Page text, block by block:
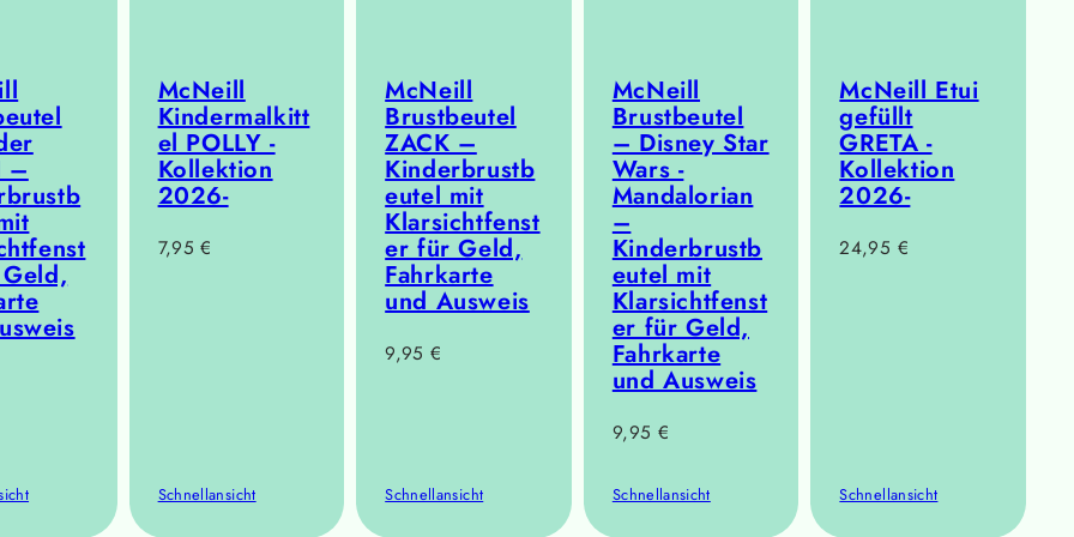
–
McNeill
Kindermalkitt
el POLLY -
Kollektion
2026-
Regulärer
7,95 €
Schnellansicht
McNeill
Brustbeutel
ZACK –
Kinderbrustb
eutel mit
Klarsichtfenst
er für Geld,
Fahrkarte
und Ausweis
Regulärer
9,95 €
Schnellansicht
McNeill
Brustbeutel
– Disney Star
Wars -
Mandalorian
–
Kinderbrustb
eutel mit
Klarsichtfenst
er für Geld,
Fahrkarte
und Ausweis
Regulärer
9,95 €
Schnellansicht
McNeill Etui
gefüllt
GRETA -
Kollektion
2026-
Regulärer
24,95 €
Schnellansicht